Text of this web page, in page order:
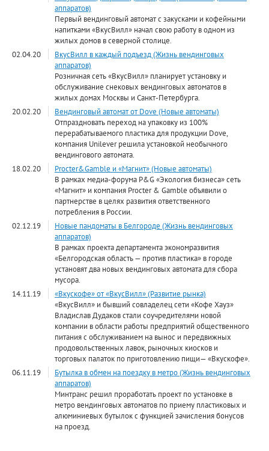
аппаратов)
Первый вендинговый автомат с закусками и кофейными
напитками «ВкусВилл» начал свою работу в одном из
жилых домов в северной столице.
02.04.20
ВкусВилл в каждый подъезд (Жизнь вендинговых
аппаратов)
Розничная сеть «ВкусВилл» планирует установку и
обслуживание снековых вендинговых автоматов в
жилых домах Москвы и Санкт-Петербурга.
20.02.20
Вендинговый автомат от Dove (Новые автоматы)
Отпраздновать переход на упаковку из 100%
перерабатываемого пластика для продукции Dove,
компания Unilever решила установкой необычного
вендингового автомата.
18.02.20
Procter&Gamble и «Магнит» (Новые автоматы)
В рамках медиа-форума P&G «Экология бизнеса» сеть
«Магнит» и компания Procter & Gamble объявили о
партнерстве в целях развития ответственного
потребления в России.
02.12.19
Новые пандоматы в Белгороде (Жизнь вендинговых
аппаратов)
В рамках проекта департамента экономразвития
«Белгородская область — против пластика» в городе
установят два новых вендинговых автомата для сбора
мусора.
14.11.19
«Вкускофе» от «ВкусВилл» (Развитие рынка)
«ВкусВилл» и бывший совладелец сети «Кофе Хауз»
Владислав Дудаков стали соучредителями новой
компании в области работы предприятий общественного
питания с обслуживанием на вынос и передвижных
продовольственных лавок, рыночных киосков и
торговых палаток по приготовлению пищи— «Вкускофе».
06.11.19
Бутылка в обмен на поездку в метро (Жизнь вендинговых
аппаратов)
Минтранс решил проработать проект по установке в
метро вендинговых автоматов по приему пластиковых и
алюминиевых бутылок с функцией зачисления бонусов
на проезд.